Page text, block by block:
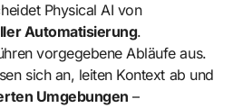
Physical AI von
Automatisierung.
vorgegebene Abläufe aus.
sich an, leiten Kontext ab und
Umgebungen –